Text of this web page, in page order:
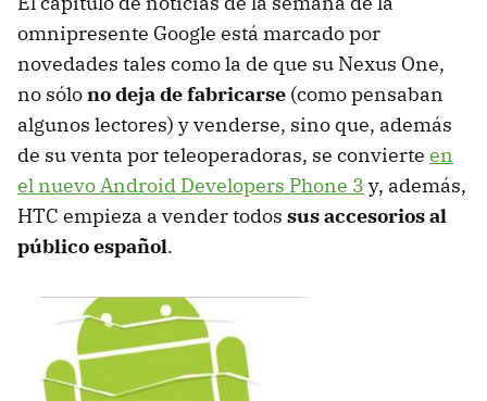
omnipresente Google está marcado por
novedades tales como la de que su Nexus One,
no sólono deja de fabricarse (como pensaban
algunos lectores) y venderse, sino que, además
de su venta por teleoperadoras, se convierte en
el nuevo Android Developers Phone 3 y, además,
HTC empieza a vender todos sus accesorios al
público español.